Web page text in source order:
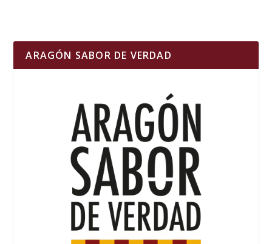
ARAGÓN SABOR DE VERDAD